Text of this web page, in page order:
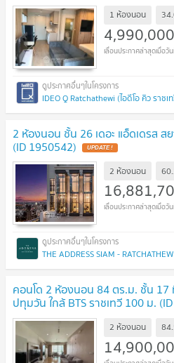
1 ห้องนอน
4,990,000
IDEO Q Ratchathewi (ไอดีโอ คิว ราชเ
2 ห้องนอน ชั้น 26 เดอะ แอ็ดเดรส ส
(ID 1950542) UPDATE !
2 ห้องนอน
THE ADDRESS SIAM -
คอนโด 2 ห้องนอน 84 ตร.ม. ชั้น
ปทุมวัน ใกล้ BTS ราชเทวี 100 ม.
2 ห้องนอน